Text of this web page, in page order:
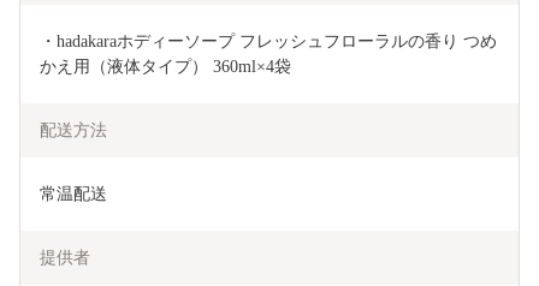
・hadakaraホディーソープ フレッシュフローラルの香り つめ
かえ用（液体タイプ） 360ml×4袋
配送方法
常温配送
提供者